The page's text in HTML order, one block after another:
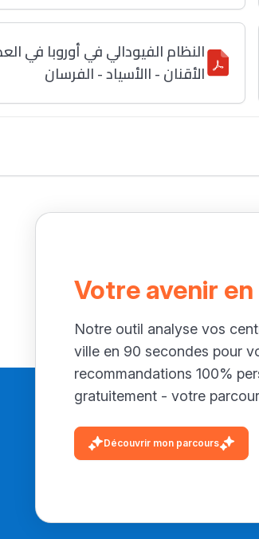
النظام الفيودالي في أوروبا في
الأقنان - االأسياد - الفرسان
Votre avenir
Notre outil analyse vos
ville en 90 secondes pour
recommandations 100%
gratuitement - votre
Découvrir mon parcours